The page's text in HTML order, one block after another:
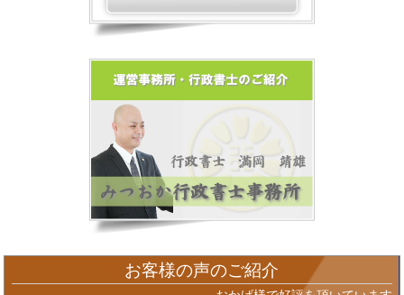
お客様の声のご紹介